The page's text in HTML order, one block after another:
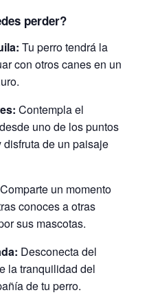
perder?
Tu perro tendrá la
con otros canes en un
Contempla el
uno de los puntos
de un paisaje
Comparte un momento
conoces a otras
sus mascotas.
Desconecta del
la tranquilidad del
de tu perro.